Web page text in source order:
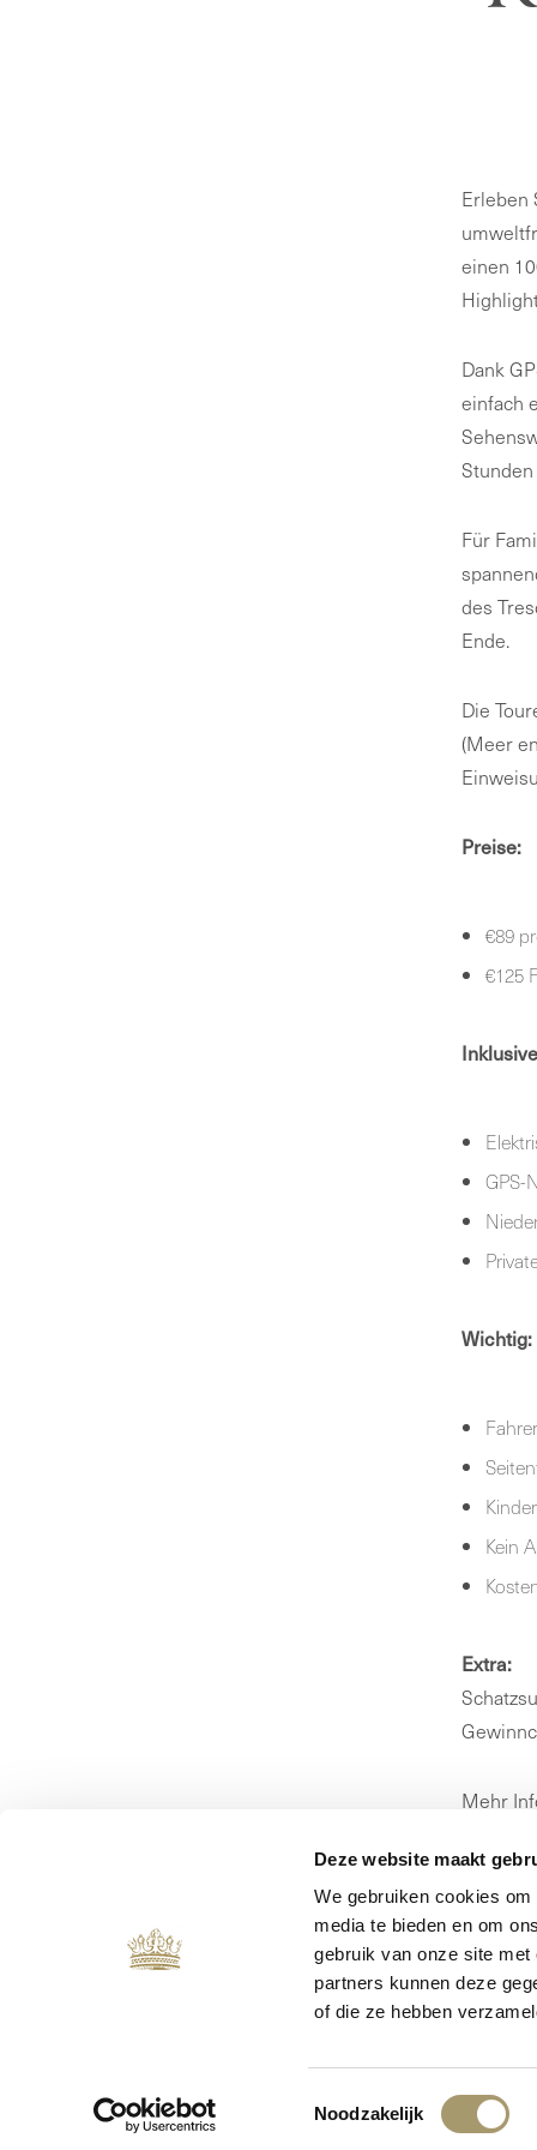
Deze website maakt
We gebruiken cookies
media te bieden en om
gebruik van onze site
partners kunnen deze
of die ze hebben
Toestemmingsselectie
Noodzakelijk
Erleben
einen
Dank
einfach
Für
des
Ende.
Die
(Meer
Preise:
€89
€125
GPS-
Wichtig:
Kein
Extra:
Mehr